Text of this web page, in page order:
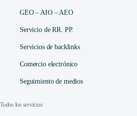
GEO – AIO – AEO
Servicio de RR. PP.
Servicios de backlinks
Comercio electrónico
Seguimiento de medios
Todos los servicios